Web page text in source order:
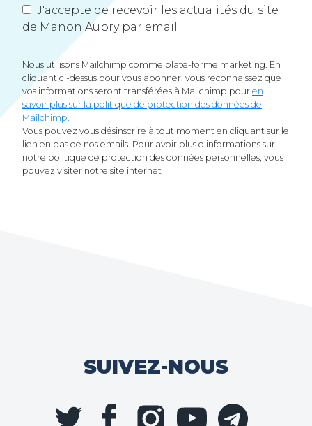
J'accepte de recevoir les actualités du site
de Manon Aubry par email
Nous utilisons Mailchimp comme plate-forme marketing. En
cliquant ci-dessus pour vous abonner, vous reconnaissez que
vos informations seront transférées à Mailchimp pour en
savoir plus sur la politique de protection des données de
Mailchimp.
Vous pouvez vous désinscrire à tout moment en cliquant sur le
lien en bas de nos emails. Pour avoir plus d'informations sur
notre politique de protection des données personnelles, vous
pouvez visiter notre site internet
SUIVEZ-NOUS